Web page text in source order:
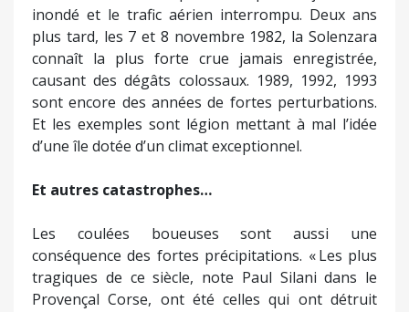
inondé et le trafic aérien interrompu. Deux ans
plus tard, les 7 et 8 novembre 1982, la Solenzara
connaît la plus forte crue jamais enregistrée,
causant des dégâts colossaux. 1989, 1992, 1993
sont encore des années de fortes perturbations.
Et les exemples sont légion mettant à mal l’idée
d’une île dotée d’un climat exceptionnel.
Et autres catastrophes…
Les coulées boueuses sont aussi une
conséquence des fortes précipitations. « Les plus
tragiques de ce siècle, note Paul Silani dans le
Provençal Corse, ont été celles qui ont détruit